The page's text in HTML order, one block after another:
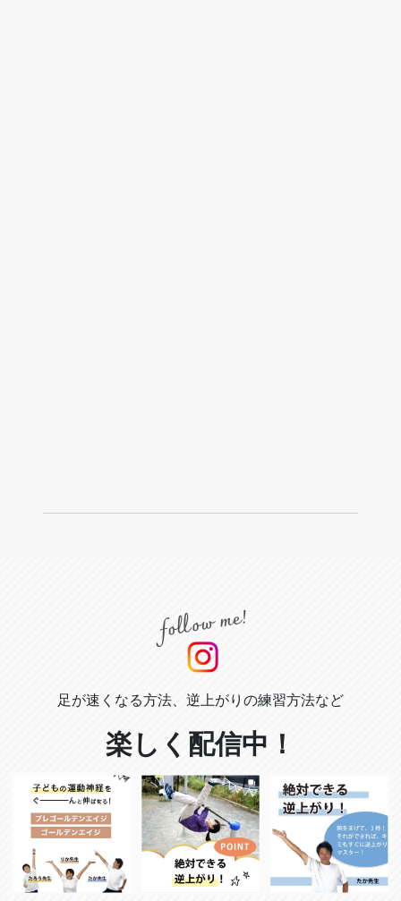
足が速くなる方法、逆上がりの練習方法など
楽しく配信中！